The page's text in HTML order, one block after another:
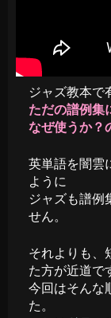
ジャズ教本で
ただの譜例集
なぜ使うか？
英単語を闇雲
ように
ジャズも譜例
せん。
それよりも、
た方が近道で
今回はそんな
た。